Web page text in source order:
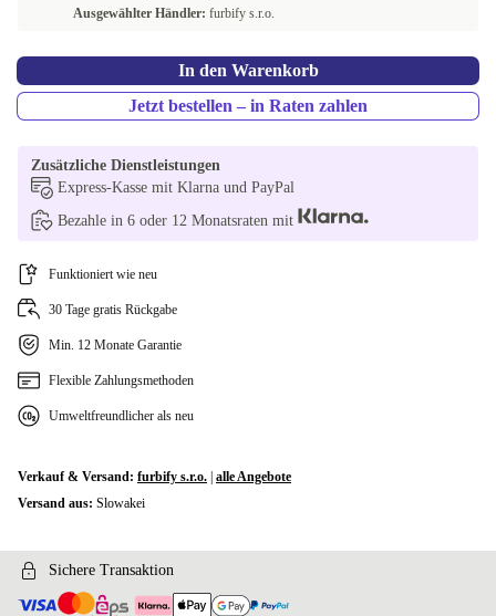
Ausgewählter Händler: furbify s.r.o.
In den Warenkorb
Jetzt bestellen – in Raten zahlen
Zusätzliche Dienstleistungen
Express-Kasse mit Klarna und PayPal
Bezahle in 6 oder 12 Monatsraten mit
Funktioniert wie neu
30 Tage gratis Rückgabe
Min. 12 Monate Garantie
Flexible Zahlungsmethoden
Umweltfreundlicher als neu
Verkauf & Versand: furbify s.r.o. alle Angebote
Versand aus: Slowakei
Sichere Transaktion